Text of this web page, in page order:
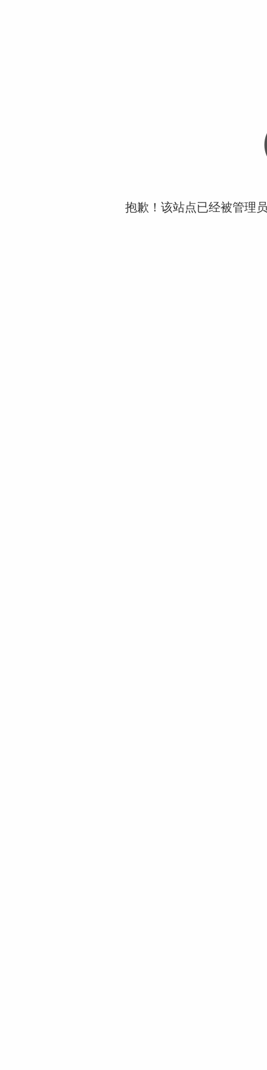
抱歉！该站点已经被管理